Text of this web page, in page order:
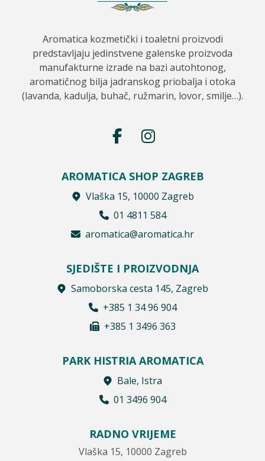
Aromatica kozmetički i toaletni proizvodi
predstavljaju jedinstvene galenske proizvoda
manufakturne izrade na bazi autohtonog,
aromatičnog bilja jadranskog priobalja i otoka
(lavanda, kadulja, buhač, ružmarin, lovor, smilje…).
AROMATICA SHOP ZAGREB
Vlaška 15, 10000 Zagreb
01 4811 584
aromatica@aromatica.hr
SJEDIŠTE I PROIZVODNJA
Samoborska cesta 145, Zagreb
+385 1 34 96 904
+385 1 3496 363
PARK HISTRIA AROMATICA
Bale, Istra
01 3496 904
RADNO VRIJEME
Vlaška 15, 10000 Zagreb